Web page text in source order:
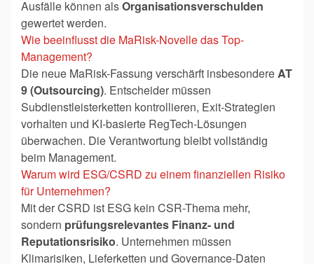
Ausfälle können alsOrganisationsverschulden
gewertet werden.
Wie beeinflusst die MaRisk-Novelle das Top-
Management?
Die neue MaRisk-Fassung verschärft insbesondere AT
9 (Outsourcing). Entscheider müssen
Subdienstleisterketten kontrollieren, Exit-Strategien
vorhalten und KI-basierte RegTech-Lösungen
überwachen. Die Verantwortung bleibt vollständig
beim Management.
Warum wird ESG/CSRD zu einem finanziellen Risiko
für Unternehmen?
Mit der CSRD ist ESG kein CSR-Thema mehr,
sondern prüfungsrelevantes Finanz- und
Reputationsrisiko. Unternehmen müssen
Klimarisiken, Lieferketten und Governance-Daten